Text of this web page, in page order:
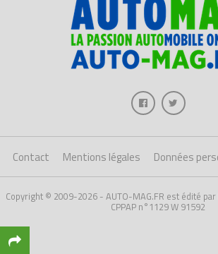
Contact Mentions légales Données
Copyright © 2009-2026 - AUTO-MAG.FR est édité
CPPAP n°1129 W 91592